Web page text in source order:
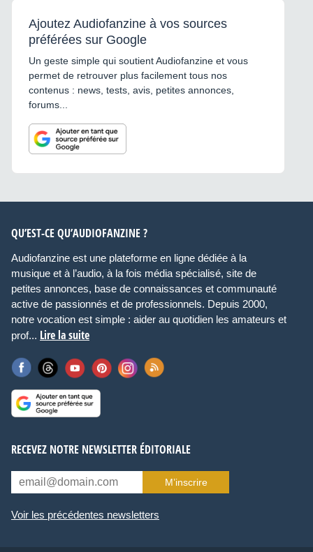
Ajoutez Audiofanzine à vos sources
préférées sur Google
Un geste simple qui soutient Audiofanzine et vous
permet de retrouver plus facilement tous nos
contenus : news, tests, avis, petites annonces,
forums...
QU’EST-CE QU’AUDIOFANZINE ?
Audiofanzine est une plateforme en ligne dédiée à la
musique et à l’audio, à la fois média spécialisé, site de
petites annonces, base de connaissances et communauté
active de passionnés et de professionnels. Depuis 2000,
notre vocation est simple : aider au quotidien les amateurs et
prof... Lire la suite
RECEVEZ NOTRE NEWSLETTER ÉDITORIALE
M’inscrire
Voir les précédentes newsletters